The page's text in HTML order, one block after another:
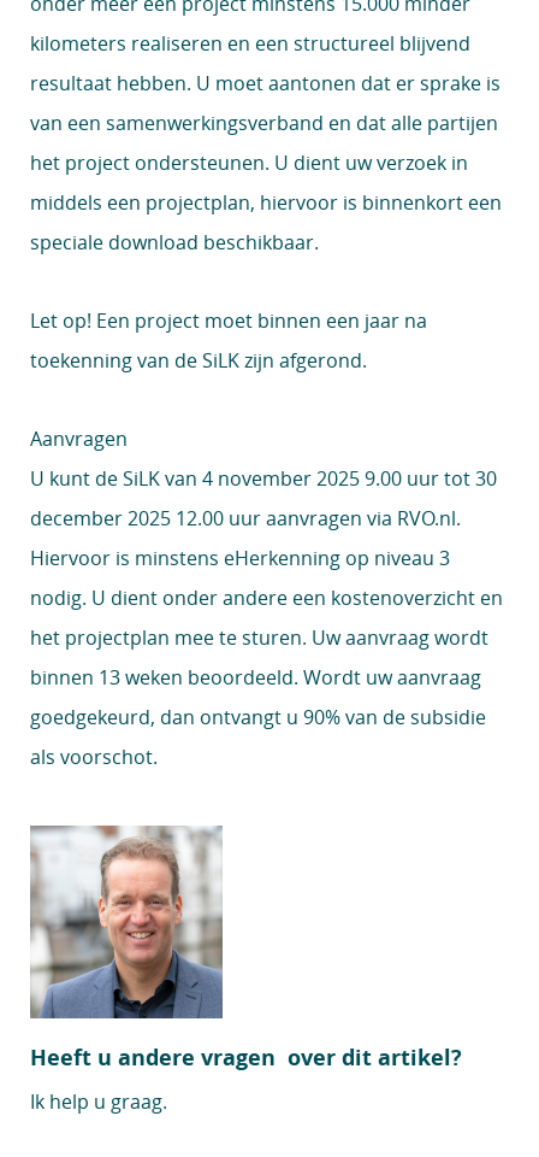
kilometers realiseren en een structureel blijvend
resultaat hebben. U moet aantonen dat er sprake is
van een samenwerkingsverband en dat alle partijen
het project ondersteunen. U dient uw verzoek in
middels een projectplan, hiervoor is binnenkort een
speciale download beschikbaar.
Let op! Een project moet binnen een jaar na
toekenning van de SiLK zijn afgerond.
Aanvragen
U kunt de SiLK van 4 november 2025 9.00 uur tot 30
december 2025 12.00 uur aanvragen via RVO.nl.
Hiervoor is minstens eHerkenning op niveau 3
nodig. U dient onder andere een kostenoverzicht en
het projectplan mee te sturen. Uw aanvraag wordt
binnen 13 weken beoordeeld. Wordt uw aanvraag
goedgekeurd, dan ontvangt u 90% van de subsidie
als voorschot.
Heeft u andere vragen over dit artikel?
Ik help u graag.